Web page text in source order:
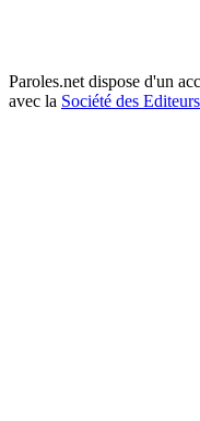
Paroles.net dispose d'un
avec la Société des